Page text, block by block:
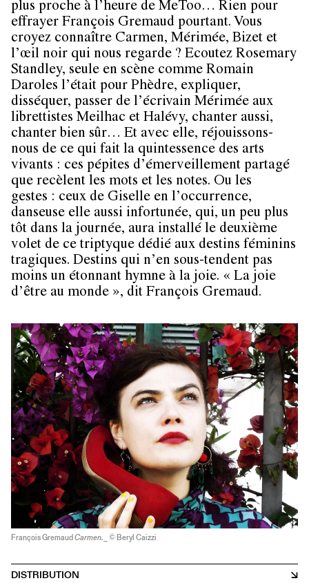
plus proche à l’heure de MeToo… Rien pour
effrayer François Gremaud pourtant. Vous
croyez connaître Carmen, Mérimée, Bizet et
l’œil noir qui nous regarde ? Ecoutez Rosemary
Standley, seule en scène comme Romain
Daroles l’était pour Phèdre, expliquer,
disséquer, passer de l’écrivain Mérimée aux
librettistes Meilhac et Halévy, chanter aussi,
chanter bien sûr… Et avec elle, réjouissons-
nous de ce qui fait la quintessence des arts
vivants : ces pépites d’émerveillement partagé
que recèlent les mots et les notes. Ou les
gestes : ceux de Giselle en l’occurrence,
danseuse elle aussi infortunée, qui, un peu plus
tôt dans la journée, aura installé le deuxième
volet de ce triptyque dédié aux destins féminins
tragiques. Destins qui n’en sous-tendent pas
moins un étonnant hymne à la joie. « La joie
d’être au monde », dit François Gremaud.
François GremaudCarmen. _ © Beryl Caizzi
DISTRIBUTION